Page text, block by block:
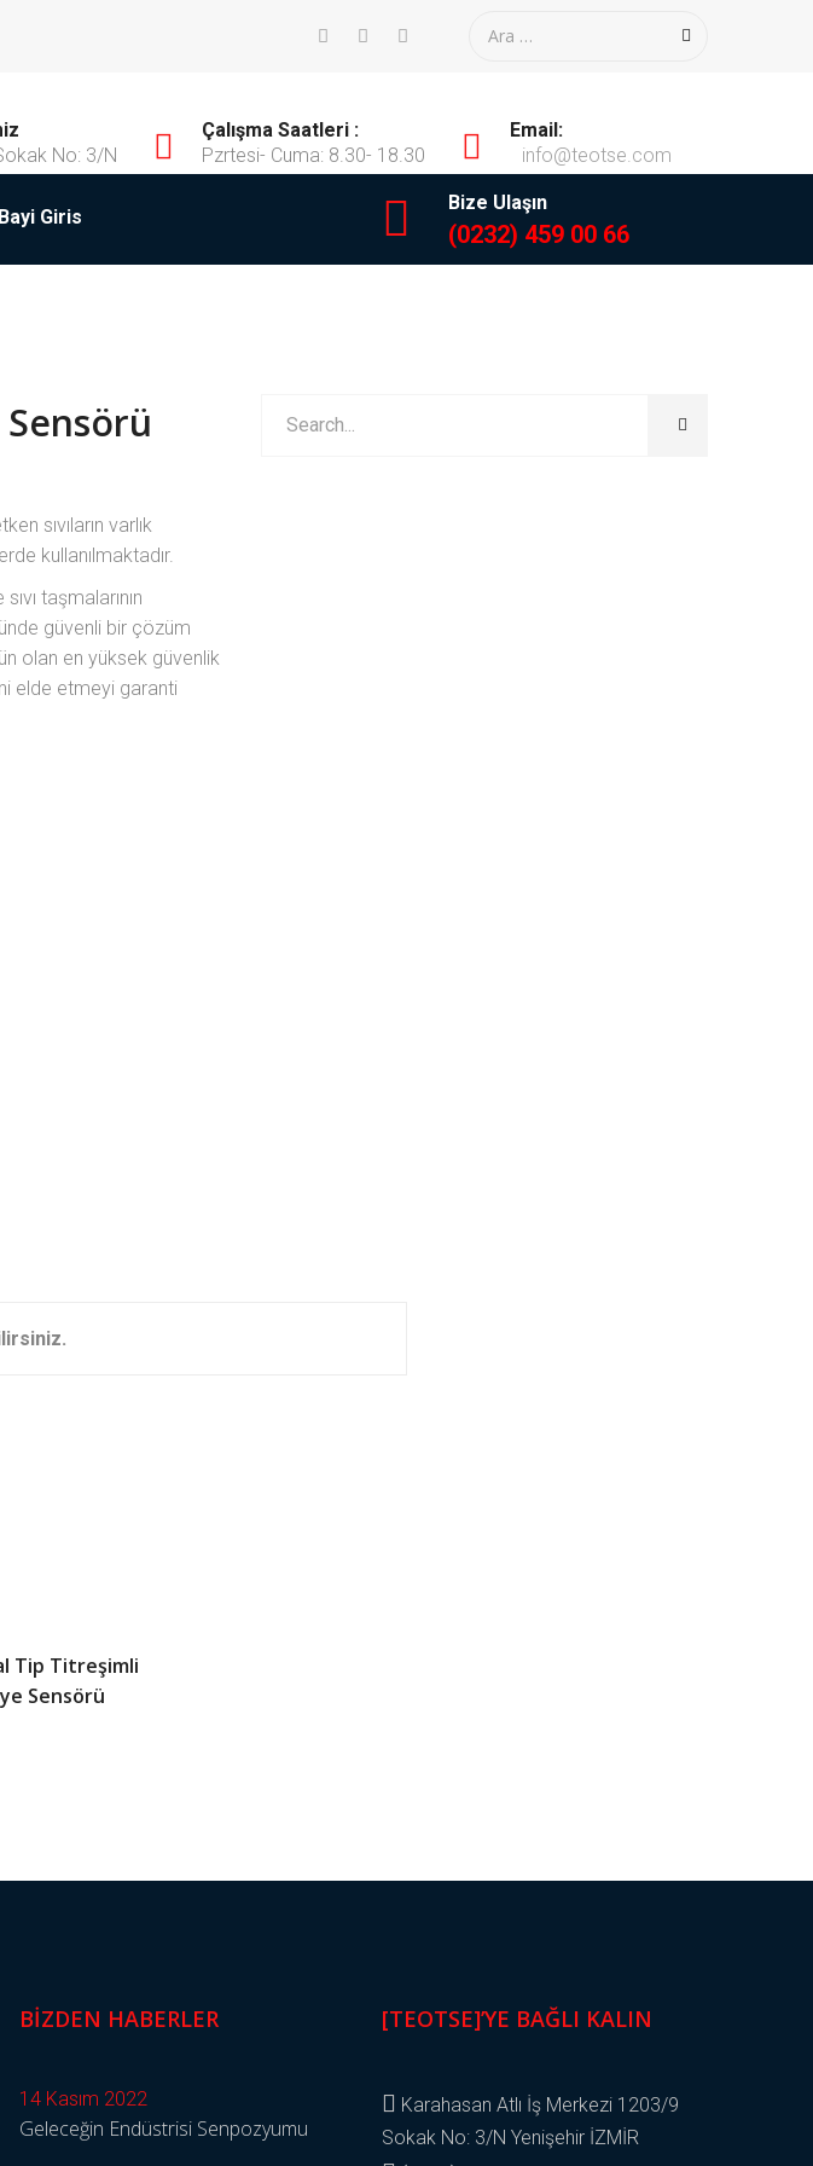
No: 3/N
Çalışma Saatleri :
Pzrtesi- Cuma: 8.30- 18.30
Email:
info@teotse.com
Bayi Giris
Bize Ulaşın
(0232) 459 00 66
sıvıların varlık
kullanılmaktadır.
taşmalarının
güvenli bir çözüm
olan en yüksek güvenlik
elde etmeyi garanti
Tip Titreşimli
Sensörü
BIZDEN HABERLER
14 Kasım 2022
Geleceğin Endüstrisi Senpozyumu
[TEOTSE]’YE BAĞLI KALIN
Karahasan Atlı İş Merkezi 1203/9
Sokak No: 3/N Yenişehir İZMİR